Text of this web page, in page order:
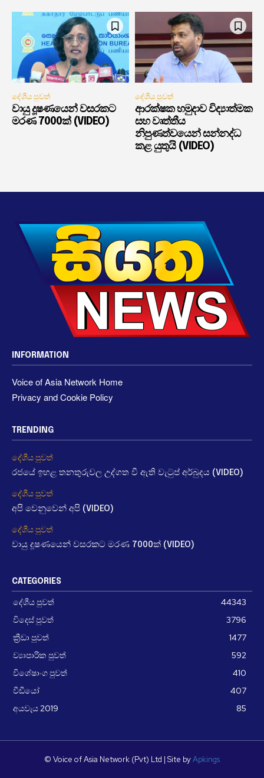
දේශීය පුවත්
වායු දූෂණයෙන් වසරකට
මරණ 7000ක් (VIDEO)
දේශීය පුවත්
ආරක්ෂක හමුදාව විද්‍යාත්මක
සහ වෘත්තීය
නිපුණත්වයෙන් සන්නද්ධ
කළ යුතුයි (VIDEO)
INFORMATION
Voice of Asia Network Home
Privacy and Cookie Policy
TRENDING
දේශීය පුවත්
රජයේ ඉහළ තනතුරුවල උද්ගත වී ඇති වැටුප් අර්බුදය (VIDEO)
දේශීය පුවත්
අපි වෙනුවෙන් අපි (VIDEO)
දේශීය පුවත්
වායු දූෂණයෙන් වසරකට මරණ 7000ක් (VIDEO)
CATEGORIES
දේශීය පුවත්
44343
විදෙස් පුවත්
3796
ක්‍රීඩා පුවත්
1477
ව්‍යාපාරික පුවත්
592
විශේෂාංග පුවත්
410
වීඩීයෝ
407
අයවැය 2019
85
© Voice of Asia Network (Pvt) Ltd | Site byApkings